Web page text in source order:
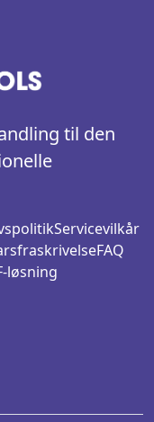
til den
Servicevilkår
FAQ
løsning